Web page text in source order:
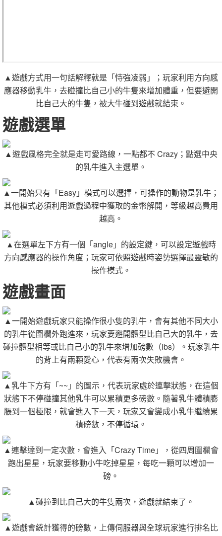
▲遊戲方式用一句話解釋就是「恃強凌弱」；玩家利用方向感
應器移動乳牛，去碰撞比自己小的牛隻來增加體重，但要避開
比自己大的牛隻，被大牛碰到遊戲就結束。
遊戲選單
▲遊戲風格完全就是走可愛路線，一點都不 Crazy；點選中央
的乳牛進入主選單。
▲一開始只有「Easy」模式可以選擇，可操作的動物是乳牛；
其他模式必須利用遊戲過程中獲取的金幣解開，等級越高費用
越高。
▲在選單左下方有一個「angle」的設定鍵，可以設定遊戲時
方向感應器的操作角度；玩家可依照遊戲時姿勢選擇最靈敏的
操作模式。
遊戲畫面
▲一開始遊戲玩家只能操作很小隻的乳牛，會有其他不同大小
的乳牛從圍欄外跑進來，玩家要避開體型比自己大的乳牛，去
碰撞體型相等或比自己小的乳牛來增加磅數（lbs）。玩家乳牛
的背上有兩顆愛心，代表有兩次失敗機會。
▲乳牛下方有「~~」的圖示，代表玩家處於連擊狀態，在這個
狀態下不停碰撞其他乳牛可以累積更多磅數。隨著乳牛體積膨
脹到一個極限，就會進入下一天，玩家又會變成小乳牛繼續累
積磅數，不停循環。
▲連擊達到一定次數，會進入「Crazy Time」，從四周圍欄會
跑出星星，玩家要移動小牛吃掉星星，每吃一顆可以增加一
磅。
▲碰撞到比自己大的牛隻兩次，遊戲就結束了。
▲遊戲會統計獲得的磅數，上傳伺服器與全球玩家進行排名比